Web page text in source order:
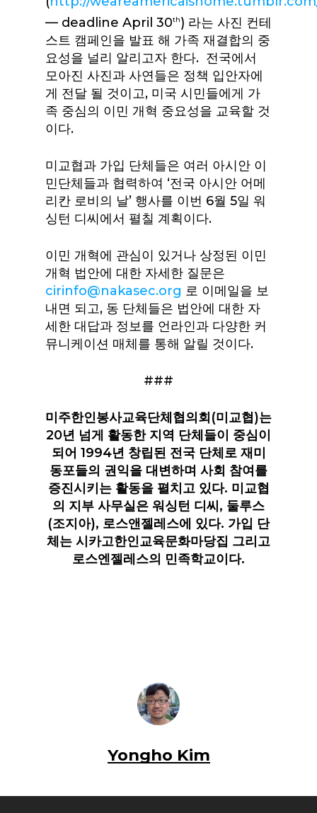
— deadline April 30th) 라는 사진 컨테
스트 캠페인을 발표 해 가족 재결합의 중
요성을 널리 알리고자 한다. 전국에서
모아진 사진과 사연들은 정책 입안자에
게 전달 될 것이고, 미국 시민들에게 가
족 중심의 이민 개혁 중요성을 교육할 것
이다.
미교협과 가입 단체들은 여러 아시안 이
민단체들과 협력하여 ‘전국 아시안 어메
리칸 로비의 날’ 행사를 이번 6월 5일 워
싱턴 디씨에서 펼칠 계획이다.
이민 개혁에 관심이 있거나 상정된 이민
개혁 법안에 대한 자세한 질문은
cirinfo@nakasec.org 로 이메일을 보
내면 되고, 동 단체들은 법안에 대한 자
세한 대답과 정보를 언라인과 다양한 커
뮤니케이션 매체를 통해 알릴 것이다.
###
미주한인봉사교육단체협의회 (미교협)는
20년 넘게 활동한 지역 단체들이 중심이
되어 1994년 창립된 전국 단체로 재미
동포들의 권익을 대변하며 사회 참여를
증진시키는 활동을 펼치고 있다. 미교협
의 지부 사무실은 워싱턴 디씨 , 둘루스
(조지아), 로스앤젤레스에 있다. 가입 단
체는 시카고한인교육문화마당집 그리고
로스엔젤레스의 민족학교이다.
Yongho Kim